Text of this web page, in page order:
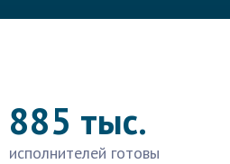
885 тыс.
исполнителей готовы